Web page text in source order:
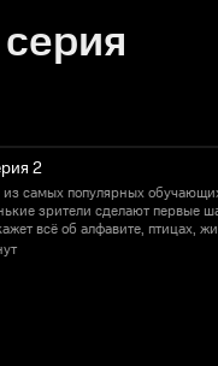
2
самых популярных
зрители сделают первые
всё об алфавите, птицах,
цвета и многое другое!